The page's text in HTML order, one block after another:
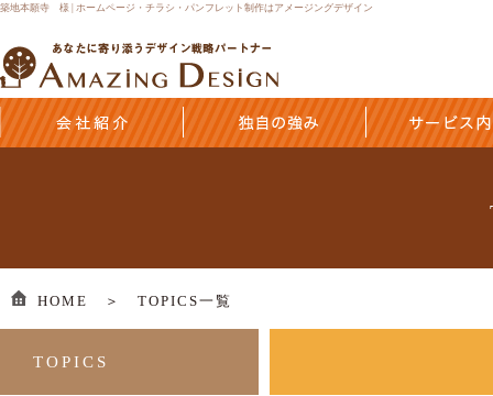
築地本願寺 様 | ホームページ・チラシ・パンフレット制作はアメージングデザイン
HOME ＞ TOPICS一覧
TOPICS